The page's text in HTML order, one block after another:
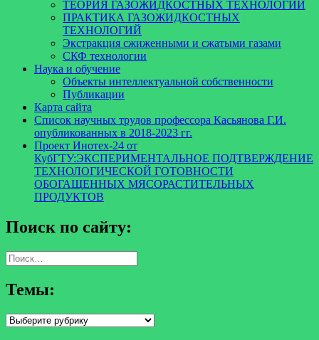
ТЕОРИЯ ГАЗОЖИДКОСТНЫХ ТЕХНОЛОГИЙ
ПРАКТИКА ГАЗОЖИДКОСТНЫХ
ТЕХНОЛОГИЙ
Экстракция сжиженными и сжатыми газами
СКФ технологии
Наука и обучение
Объекты интеллектуальной собственности
Публикации
Карта сайта
Список научных трудов профессора Касьянова Г.И.
опубликованных в 2018-2023 гг.
Проект Инотех-24 от
КубГТУ:ЭКСПЕРИМЕНТАЛЬНОЕ ПОДТВЕРЖДЕНИЕ
ТЕХНОЛОГИЧЕСКОЙ ГОТОВНОСТИ
ОБОГАЩЕННЫХ МЯСОРАСТИТЕЛЬНЫХ
ПРОДУКТОВ
Поиск по сайту:
Найти:
Темы:
Темы: